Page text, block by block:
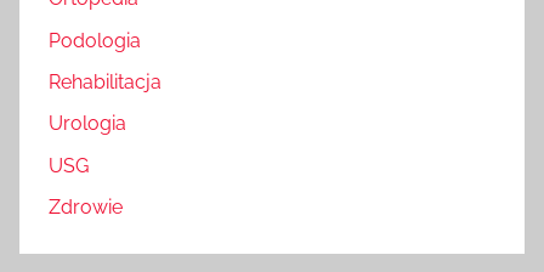
Podologia
Rehabilitacja
Urologia
USG
Zdrowie